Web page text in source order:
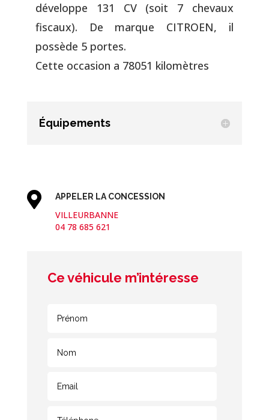
développe 131 CV (soit 7 chevaux
fiscaux). De marque CITROEN, il
possède 5 portes.
Cette occasion a 78051 kilomètres
Équipements
 APPELER LA CONCESSION
VILLEURBANNE
04 78 685 621
Ce véhicule m’intéresse